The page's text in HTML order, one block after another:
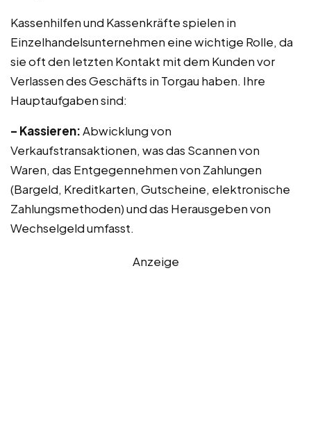
Kassenhilfen und Kassenkräfte spielen in
Einzelhandelsunternehmen eine wichtige Rolle, da
sie oft den letzten Kontakt mit dem Kunden vor
Verlassen des Geschäfts in Torgau haben. Ihre
Hauptaufgaben sind:
– Kassieren:Abwicklung von
Verkaufstransaktionen, was das Scannen von
Waren, das Entgegennehmen von Zahlungen
(Bargeld, Kreditkarten, Gutscheine, elektronische
Zahlungsmethoden) und das Herausgeben von
Wechselgeld umfasst.
Anzeige